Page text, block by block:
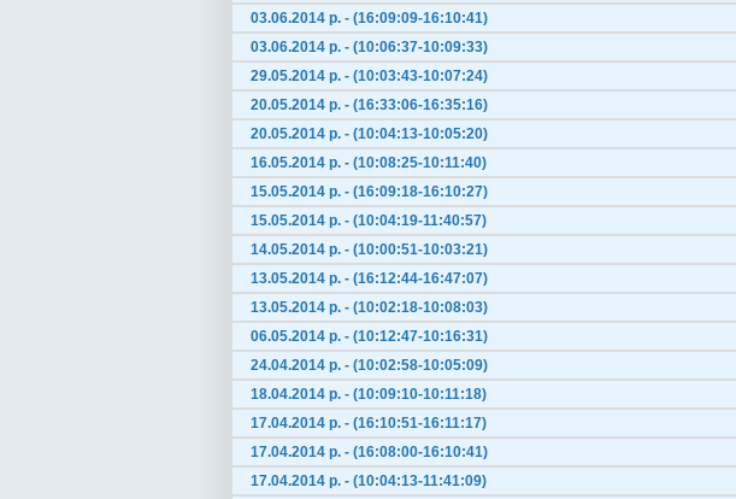
03.06.2014 р. - (16:09:09-16:10:41)
03.06.2014 р. - (10:06:37-10:09:33)
29.05.2014 р. - (10:03:43-10:07:24)
20.05.2014 р. - (16:33:06-16:35:16)
20.05.2014 р. - (10:04:13-10:05:20)
16.05.2014 р. - (10:08:25-10:11:40)
15.05.2014 р. - (16:09:18-16:10:27)
15.05.2014 р. - (10:04:19-11:40:57)
14.05.2014 р. - (10:00:51-10:03:21)
13.05.2014 р. - (16:12:44-16:47:07)
13.05.2014 р. - (10:02:18-10:08:03)
06.05.2014 р. - (10:12:47-10:16:31)
24.04.2014 р. - (10:02:58-10:05:09)
18.04.2014 р. - (10:09:10-10:11:18)
17.04.2014 р. - (16:10:51-16:11:17)
17.04.2014 р. - (16:08:00-16:10:41)
17.04.2014 р. - (10:04:13-11:41:09)